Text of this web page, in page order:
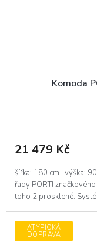
Komoda
21 479 Kč
šířka: 180 cm | výška:
řady PORTI
toho 2 prosklené.
ATYPICKÁ
DOPRAVA